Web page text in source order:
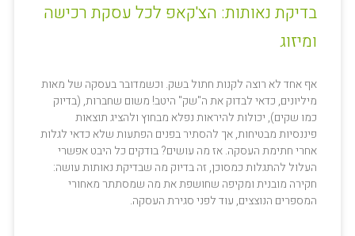
בדיקת נאותות: הצ'קאפ לכל עסקת רכישה
ומיזוג
אף אחד לא רוצה לקנות חתול בשק. וכשמדובר בעסקה של מאות
מיליונים, כדאי לבדוק את ה"שק" היטב! משום שחברות, (בדיוק
כמו שקים), יכולות להיראות נפלא מבחוץ ולהציג תוצאות
פיננסיות מבטיחות, אך להסתיר בפנים הפתעות שלא כדאי לגלות
אחרי חתימת העסקה. אז מה עושים? בודקים כל היבט אפשרי
העלול להתגלות כמסוכן, זה בדיוק מה שבדיקת נאותות עושה:
חקירה מובנית ומקיפה שחושפת את מה שמסתתר מאחורי
המספרים הנוצצים, עוד לפני סגירת העסקה.